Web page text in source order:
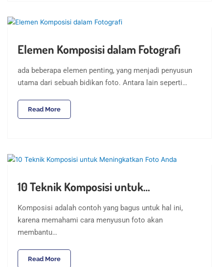
Elemen Komposisi dalam Fotografi
ada beberapa elemen penting, yang menjadi penyusun
utama dari sebuah bidikan foto. Antara lain seperti…
Read More
10 Teknik Komposisi untuk…
Komposisi adalah contoh yang bagus untuk hal ini,
karena memahami cara menyusun foto akan
membantu…
Read More